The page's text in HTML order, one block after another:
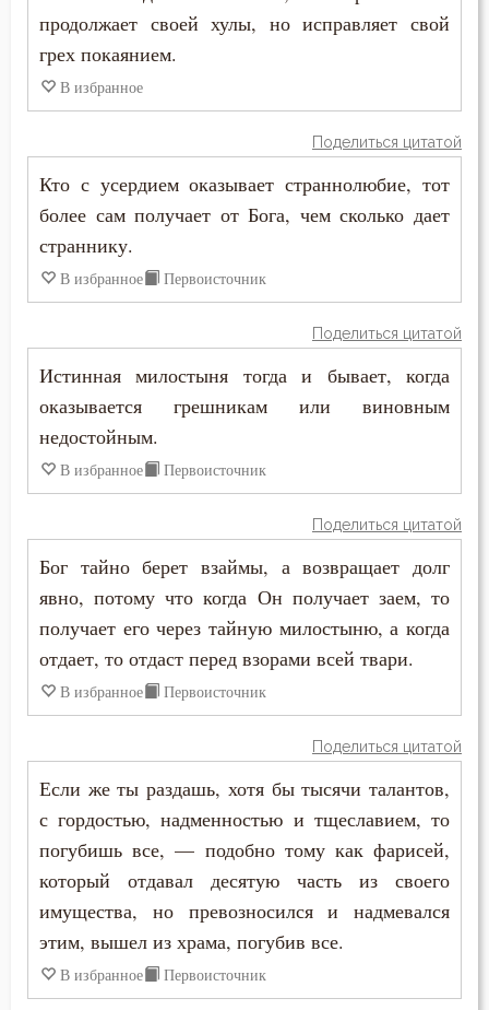
Жизнь вечная
Забота
Загробная жизнь
Заповеди
Зло
Злопамятство
Злорадство
Идолопоклонство
Икона
Исправление
Клятва
Колдовство
Никифор Уединенник
Никодим Святогорец
Николай Сербский
Никон Оптинский (Беляев)
Нил Синайский
Петр Дамаскин
Петр Московский
Поликарп Смирнский
Серафим Саровский
Силуан Афонский
Симеон Благоговейный
Симеон Солунский
Тихон Задонский
Феогност
Феодор Студит
продолжает своей хулы, но исправляет свой
грех покаянием.
В избранное
Поделиться цитатой
Кто с усердием оказывает страннолюбие, тот
более сам получает от Бога, чем сколько дает
страннику.
В избранное Первоисточник
Поделиться цитатой
Истинная милостыня тогда и бывает, когда
оказывается грешникам или виновным
недостойным.
В избранное Первоисточник
Поделиться цитатой
Бог тайно берет взаймы, а возвращает долг
явно, потому что когда Он получает заем, то
получает его через тайную милостыню, а когда
отдает, то отдаст перед взорами всей твари.
В избранное Первоисточник
Поделиться цитатой
Если же ты раздашь, хотя бы тысячи талантов,
с гордостью, надменностью и тщеславием, то
погубишь все, — подобно тому как фарисей,
который отдавал десятую часть из своего
имущества, но превозносился и надмевался
этим, вышел из храма, погубив все.
В избранное Первоисточник